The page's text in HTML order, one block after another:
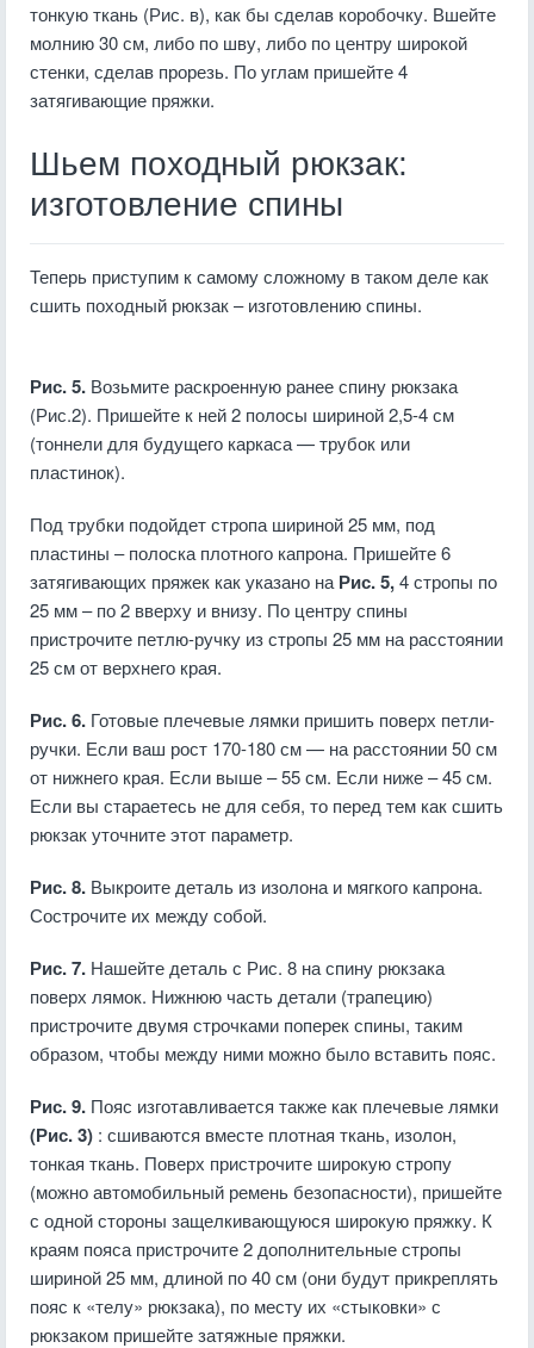
тонкую ткань (Рис. в), как бы сделав коробочку. Вшейте
молнию 30 см, либо по шву, либо по центру широкой
стенки, сделав прорезь. По углам пришейте 4
затягивающие пряжки.
Шьем походный рюкзак:
изготовление спины
Теперь приступим к самому сложному в таком деле как
сшить походный рюкзак – изготовлению спины.
Рис. 5. Возьмите раскроенную ранее спину рюкзака
(Рис.2). Пришейте к ней 2 полосы шириной 2,5-4 см
(тоннели для будущего каркаса — трубок или
пластинок).
Под трубки подойдет стропа шириной 25 мм, под
пластины – полоска плотного капрона. Пришейте 6
затягивающих пряжек как указано на Рис. 5,4 стропы по
25 мм – по 2 вверху и внизу. По центру спины
пристрочите петлю-ручку из стропы 25 мм на расстоянии
25 см от верхнего края.
Рис. 6. Готовые плечевые лямки пришить поверх петли-
ручки. Если ваш рост 170-180 см — на расстоянии 50 см
от нижнего края. Если выше – 55 см. Если ниже – 45 см.
Если вы стараетесь не для себя, то перед тем как сшить
рюкзак уточните этот параметр.
Рис. 8. Выкроите деталь из изолона и мягкого капрона.
Сострочите их между собой.
Рис. 7. Нашейте деталь с Рис. 8 на спину рюкзака
поверх лямок. Нижнюю часть детали (трапецию)
пристрочите двумя строчками поперек спины, таким
образом, чтобы между ними можно было вставить пояс.
Рис. 9. Пояс изготавливается также как плечевые лямки
(Рис. 3) : сшиваются вместе плотная ткань, изолон,
тонкая ткань. Поверх пристрочите широкую стропу
(можно автомобильный ремень безопасности), пришейте
с одной стороны защелкивающуюся широкую пряжку. К
краям пояса пристрочите 2 дополнительные стропы
шириной 25 мм, длиной по 40 см (они будут прикреплять
пояс к «телу» рюкзака), по месту их «стыковки» с
рюкзаком пришейте затяжные пряжки.